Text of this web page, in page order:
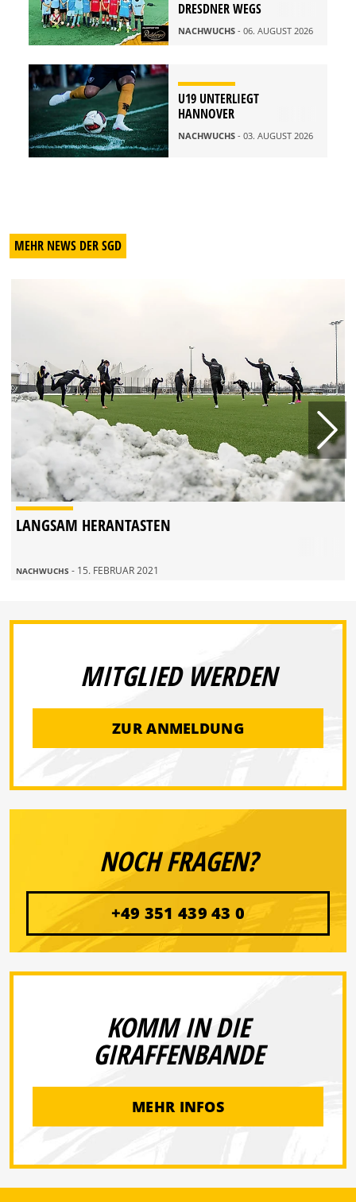
DRESDNER WEGS
NACHWUCHS - 06. AUGUST 2026
U19 UNTERLIEGT
HANNOVER
NACHWUCHS - 03. AUGUST 2026
MEHR NEWS DER SGD
LANGSAM HERANTASTEN
NACHWUCHS - 15. FEBRUAR 2021
MITGLIED WERDEN
ZUR ANMELDUNG
NOCH FRAGEN?
+49 351 439 43 0
KOMM IN DIE
GIRAFFENBANDE
MEHR INFOS